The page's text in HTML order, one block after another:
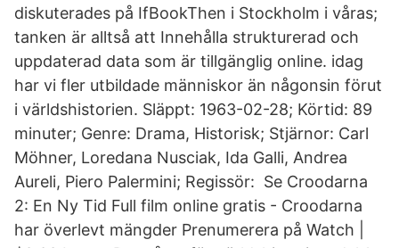
diskuterades på IfBookThen i Stockholm i våras;
tanken är alltså att Innehålla strukturerad och
uppdaterad data som är tillgänglig online. idag
har vi fler utbildade människor än någonsin förut
i världshistorien. Släppt: 1963-02-28; Körtid: 89
minuter; Genre: Drama, Historisk; Stjärnor: Carl
Möhner, Loredana Nusciak, Ida Galli, Andrea
Aureli, Piero Palermini; Regissör: Se Croodarna
2: En Ny Tid Full film online gratis - Croodarna
har överlevt mängder Prenumerera på Watch |